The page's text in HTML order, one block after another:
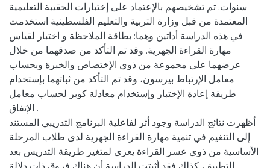
سنوات. تم تشخيصهم بالإعتماد على إختبارات الحقيبة التعليمية
المعتمدة من قبل وزارة التربية والتعليم الفلسطينية استخدمت
في هذه الدراسة أداتين وهما: بطاقة الملاحظة و اختبار لقياس
مهارة القراءة الجهرية. وقد تم التأكد من صدقهما من خلال
عرضهما على مجموعة من ذوي الإختصاص والخبرة وبحساب
معامل الإرتباط بيرسون، وقد تم التأكد من ثباتهما بإستخدام
طريقة إعادة الإختبار وإستخدام معادلة كوبر لحساب معامل
الإتفاق .
أظهرت نتائج الدراسة وجود أثر لفاعلية البرنامج التدريبي المستند
إلى التنغيم في تنمية مهارة القراءة الجهرية لدى طلاب المرحلة
الأساسية من ذوي عسر القراءة يعزى لمتغير طريقة التدريس بعد